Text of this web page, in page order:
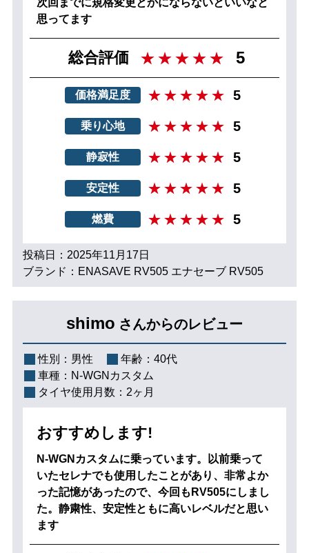
次回までに規格変更とかにならないといいなと
思ってます
総合評価 5
価格満足度 5
乗り心地 5
静寂性 5
安定性 5
燃費 5
投稿日：2025年11月17日
ブランド：ENASAVE RV505 エナセーブ RV505
shimo さんからのレビュー
性別： 男性 年齢： 40代
車種： N-WGNカスタム
タイヤ使用月数： 2ヶ月
おすすめします!
N-WGNカスタムに乗っています。以前乗って
いたセレナでも使用したことがあり、非常よか
った記憶があったので、今回もRV505にしまし
た。静粛性、安定性ともに高いレベルだと思い
ます